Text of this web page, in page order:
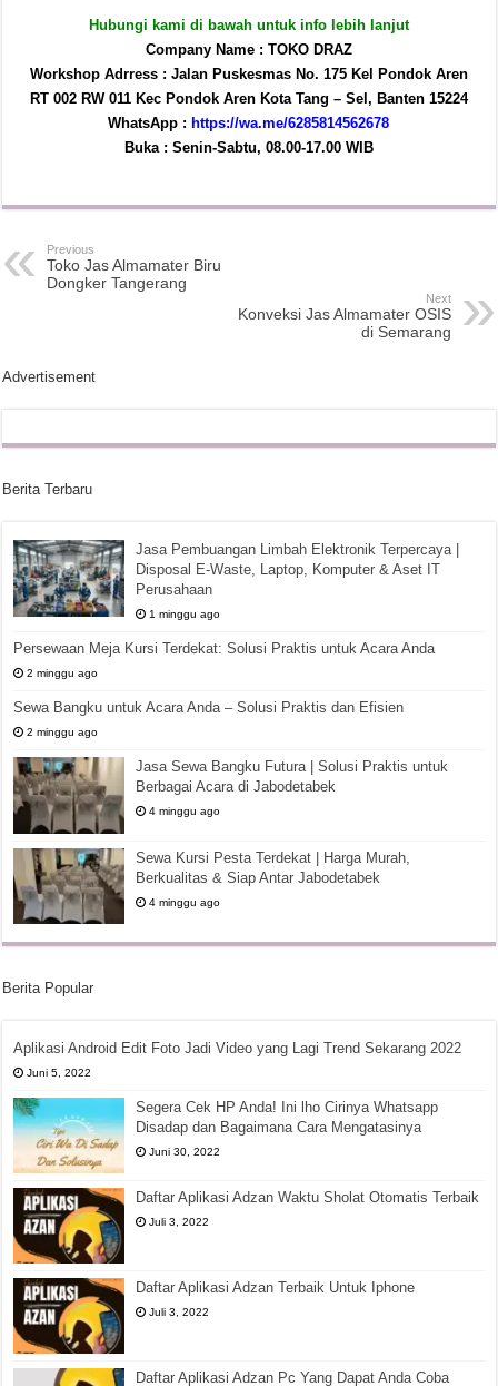
Hubungi kami di bawah untuk info lebih lanjut
Company Name : TOKO DRAZ
Workshop Adrress : Jalan Puskesmas No. 175 Kel Pondok Aren
RT 002 RW 011 Kec Pondok Aren Kota Tang – Sel, Banten 15224
WhatsApp : https://wa.me/6285814562678
Buka : Senin-Sabtu, 08.00-17.00 WIB
Previous
Toko Jas Almamater Biru
Dongker Tangerang
Next
Konveksi Jas Almamater OSIS
di Semarang
Advertisement
Berita Terbaru
Jasa Pembuangan Limbah Elektronik Terpercaya |
Disposal E-Waste, Laptop, Komputer & Aset IT
Perusahaan
1 minggu ago
Persewaan Meja Kursi Terdekat: Solusi Praktis untuk Acara Anda
2 minggu ago
Sewa Bangku untuk Acara Anda – Solusi Praktis dan Efisien
2 minggu ago
Jasa Sewa Bangku Futura | Solusi Praktis untuk
Berbagai Acara di Jabodetabek
4 minggu ago
Sewa Kursi Pesta Terdekat | Harga Murah,
Berkualitas & Siap Antar Jabodetabek
4 minggu ago
Berita Popular
Aplikasi Android Edit Foto Jadi Video yang Lagi Trend Sekarang 2022
Juni 5, 2022
Segera Cek HP Anda! Ini lho Cirinya Whatsapp
Disadap dan Bagaimana Cara Mengatasinya
Juni 30, 2022
Daftar Aplikasi Adzan Waktu Sholat Otomatis Terbaik
Juli 3, 2022
Daftar Aplikasi Adzan Terbaik Untuk Iphone
Juli 3, 2022
Daftar Aplikasi Adzan Pc Yang Dapat Anda Coba